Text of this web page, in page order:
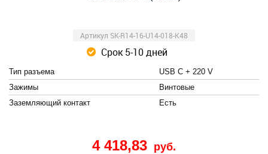
Артикул SK-R14-16-U14-018-K48
Срок 5-10 дней
Тип разъема
USB C + 220 V
Зажимы
Винтовые
Заземляющий контакт
Есть
4 418,83 руб.